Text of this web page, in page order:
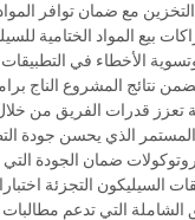
مع ضمان توافر
بيع المواد الختامية
الأخطاء في
نتائج المشروع الناج
تعزز قدرات الفريق من
المستمر الذي يحسن جودة
ضمان الجودة
السيليكون التجزئة
الشاملة التي تدعم